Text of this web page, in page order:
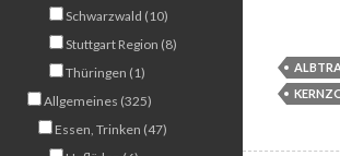
Schwarzwald (10)
Stuttgart Region (8)
Thüringen (1)
Allgemeines (325)
Essen, Trinken (47)